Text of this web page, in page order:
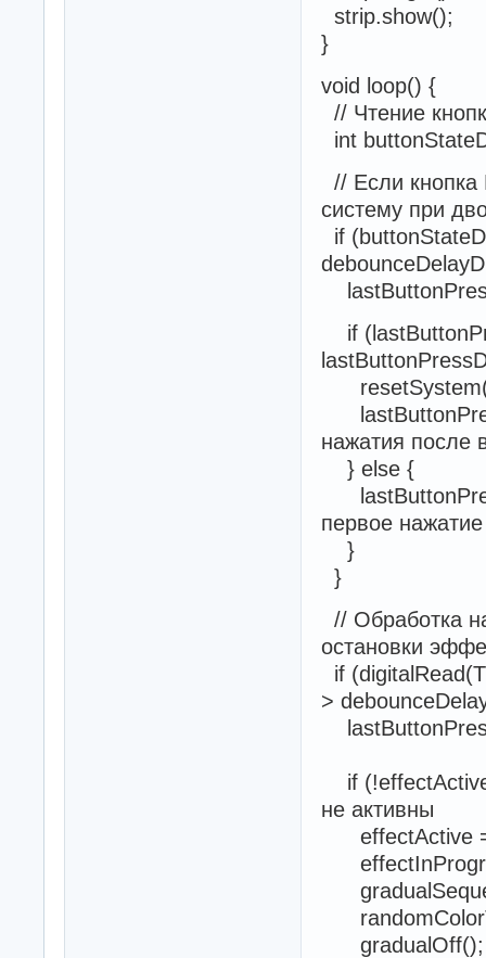
strip.show();
}
void loop() {
// Чтение
int
// Если
систему при
if
if
нажатия после
} else {
первое нажатие
}
}
// Обработка
остановки
if
>
if
не активны
effectActive
gradualOff();